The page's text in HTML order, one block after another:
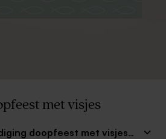
met visjes
doopfeest met visjes